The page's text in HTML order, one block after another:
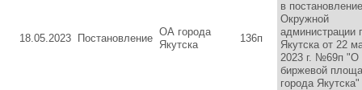
18.05.2023 Постановление
ОА города
Якутска
136п
в постановление
Окружной
администрации
Якутска от 22
2023 г. №69п "О
биржевой
города Якутска"